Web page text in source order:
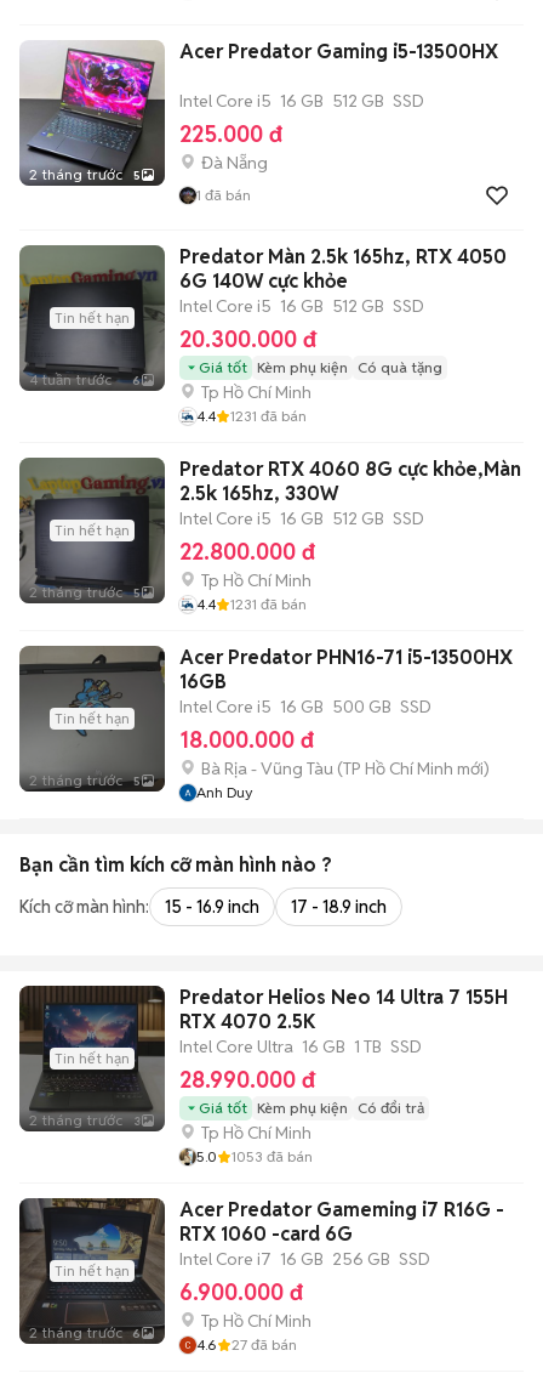
2 tháng trước 5
Acer Predator Gaming i5-13500HX
Intel Core i5 16 GB 512 GB SSD
225.000 đ
Đà Nẵng
1 đã bán
Tin hết hạn
4 tuần trước 6
Predator Màn 2.5k 165hz, RTX 4050
6G 140W cực khỏe
Intel Core i5 16 GB 512 GB SSD
20.300.000 đ
Giá tốt Kèm phụ kiện Có quà tặng
Tp Hồ Chí Minh
4.4 1231 đã bán
Tin hết hạn
2 tháng trước 5
Predator RTX 4060 8G cực khỏe,Màn
2.5k 165hz, 330W
Intel Core i5 16 GB 512 GB SSD
22.800.000 đ
Tp Hồ Chí Minh
4.4 1231 đã bán
Tin hết hạn
2 tháng trước 5
Acer Predator PHN16-71 i5-13500HX
16GB
Intel Core i5 16 GB 500 GB SSD
18.000.000 đ
Bà Rịa - Vũng Tàu (TP Hồ Chí Minh mới)
Anh Duy
Bạn cần tìm kích cỡ màn hình nào ?
Kích cỡ màn hình: 15 - 16.9 inch 17 - 18.9 inch
Tin hết hạn
2 tháng trước 3
Predator Helios Neo 14 Ultra 7 155H
RTX 4070 2.5K
Intel Core Ultra 16 GB 1 TB SSD
28.990.000 đ
Giá tốt Kèm phụ kiện Có đổi trả
Tp Hồ Chí Minh
5.0 1053 đã bán
Tin hết hạn
2 tháng trước 6
Acer Predator Gameming i7 R16G -
RTX 1060 -card 6G
Intel Core i7 16 GB 256 GB SSD
6.900.000 đ
Tp Hồ Chí Minh
4.6 27 đã bán